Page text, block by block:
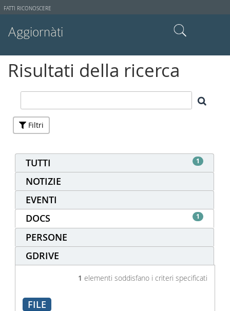
Strumenti
FATTI RICONOSCERE
Aggiornàti
Ricerca avanzata…
Risultati della ricerca
Filtri
TUTTI 1
NOTIZIE
EVENTI
DOCS
1
PERSONE
GDRIVE
1 elementi soddisfano i criteri specificati
FILE